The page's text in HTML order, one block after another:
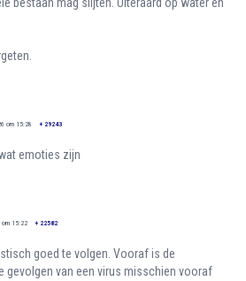
bestaan mag slijten. Uiteraard op water en
om 15:28 + 29243
emoties zijn
om 15:22 + 22582
goed te volgen. Vooraf is de
gevolgen van een virus misschien vooraf